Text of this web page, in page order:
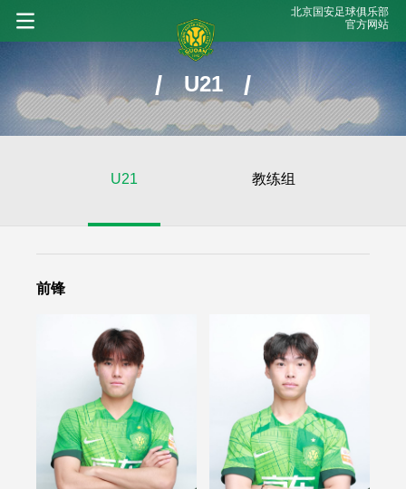
北京国安足球俱乐部
官方网站
/ U21 /
U21 教练组
前锋